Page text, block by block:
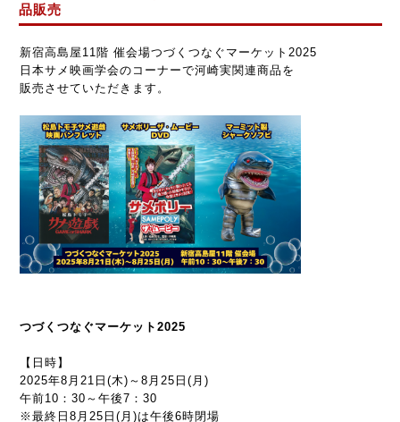
品販売
新宿高島屋11階 催会場つづくつなぐマーケット2025
日本サメ映画学会のコーナーで河崎実関連商品を
販売させていただきます。
つづくつなぐマーケット2025
【日時】
2025年8月21日(木)～8月25日(月)
午前10：30～午後7：30
※最終日8月25日(月)は午後6時閉場